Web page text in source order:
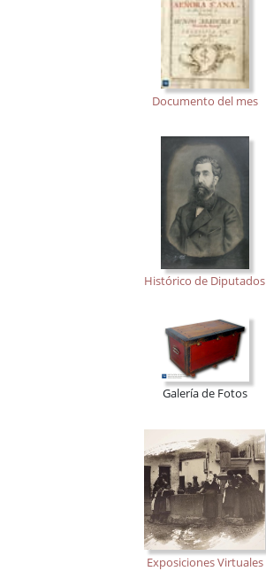
Documento del mes
Histórico de Diputados
Galería de Fotos
Exposiciones Virtuales